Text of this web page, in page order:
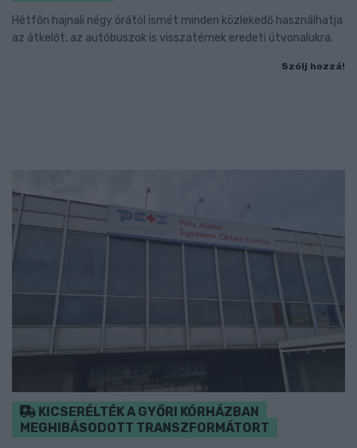
Hétfőn hajnali négy órától ismét minden közlekedő használhatja
az átkelőt, az autóbuszok is visszatérnek eredeti útvonalukra.
Szólj hozzá!
KICSERÉLTÉK A GYŐRI KÓRHÁZBAN
MEGHIBÁSODOTT TRANSZFORMÁTORT